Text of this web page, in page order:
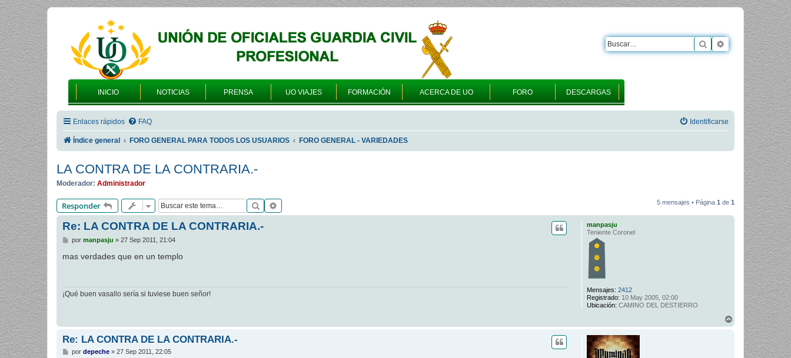
INICIO NOTICIAS PRENSA UO VIAJES FORMACIÓN ACERCA DE UO FORO DESCARGAS
Buscar Búsqueda
Enlaces rápidos FAQ Identificarse
Índice general FORO GENERAL PARA TODOS LOS USUARIOS FORO GENERAL - VARIEDADES
LA CONTRA DE LA CONTRARIA.-
Moderador: Administrador
Responder Buscar 5 mensajes • Página 1 de 1
manpasju
Teniente Coronel
Mensajes: 2412
Registrado: 10 May 2005, 02:00
Ubicación: CAMINO DEL DESTIERRO
Re: LA CONTRA DE LA CONTRARIA.-
M
n
por manpasju » 27 Sep 2011, 21:04
mas verdades que en un templo
¡Qué buen vasallo sería si tuviese buen señor!
Re: LA CONTRA DE LA CONTRARIA.-
M
por depeche» 27 Sep 2011, 22:05